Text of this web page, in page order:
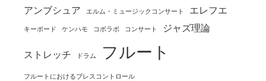
アンブシュア
エルム・ミュージックコンサート エレフエ
キーボード ケンハモ コボラボ コンサート ジャズ理論
ストレッチ ドラム フルート
フルートにおけるブレスコントロール